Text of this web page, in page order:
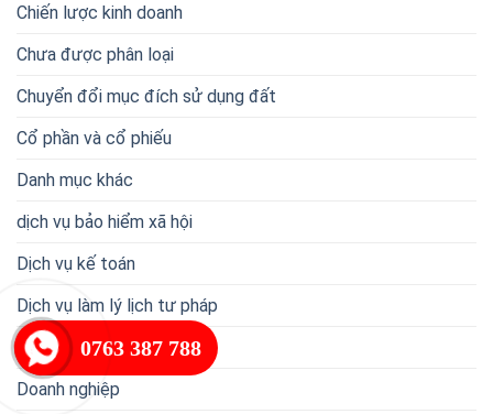
Chiến lược kinh doanh
Chưa được phân loại
Chuyển đổi mục đích sử dụng đất
Cổ phần và cổ phiếu
Danh mục khác
dịch vụ bảo hiểm xã hội
Dịch vụ kế toán
Dịch vụ làm lý lịch tư pháp
Dịch vụ lao động
Doanh nghiệp
0763 387 788